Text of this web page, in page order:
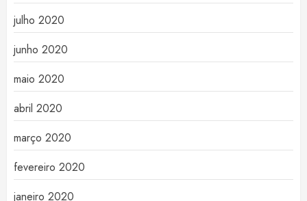
julho 2020
junho 2020
maio 2020
abril 2020
março 2020
fevereiro 2020
janeiro 2020